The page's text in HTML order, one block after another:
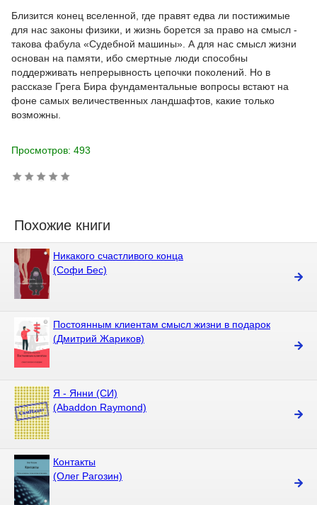
Близится конец вселенной, где правят едва ли постижимые
для нас законы физики, и жизнь борется за право на смысл -
такова фабула «Судебной машины». А для нас смысл жизни
основан на памяти, ибо смертные люди способны
поддерживать непрерывность цепочки поколений. Но в
рассказе Грега Бира фундаментальные вопросы встают на
фоне самых величественных ландшафтов, какие только
возможны.
Просмотров: 493
Похожие книги
Никакого счастливого конца
(Софи Бес)
Постоянным клиентам смысл жизни в подарок
(Дмитрий Жариков)
Я - Янни (СИ)
(Abaddon Raymond)
Контакты
(Олег Рагозин)